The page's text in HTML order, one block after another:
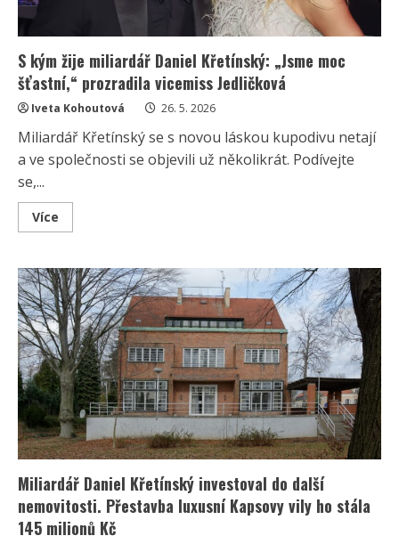
S kým žije miliardář Daniel Křetínský: „Jsme moc
šťastní,“ prozradila vicemiss Jedličková
Iveta Kohoutová 26. 5. 2026
Miliardář Křetínský se s novou láskou kupodivu netají
a ve společnosti se objevili už několikrát. Podívejte
se,...
Více
more
kým
žije
miliardář
Daniel
Křetínský:
„Jsme
moc
šťastní,“
prozradila
vicemiss
Jedličková
Miliardář Daniel Křetínský investoval do další
nemovitosti. Přestavba luxusní Kapsovy vily ho stála
145 milionů Kč